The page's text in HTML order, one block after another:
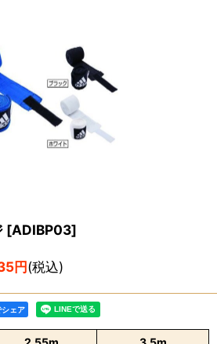
[ADIBP03]
円(税込)
ェア